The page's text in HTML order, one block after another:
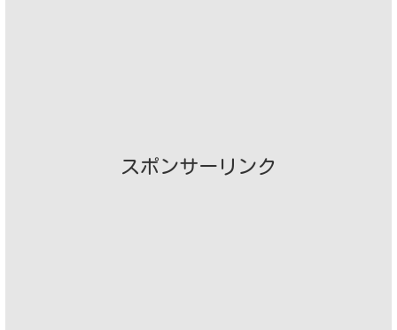
スポンサーリンク